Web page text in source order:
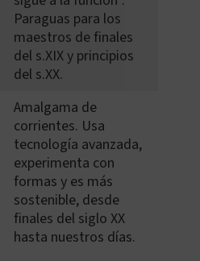
Paraguas para los
maestros de finales
del s.XIX y principios
del s.XX.
Amalgama de
corrientes. Usa
tecnología avanzada,
experimenta con
formas y es más
sostenible, desde
finales del siglo XX
hasta nuestros días.